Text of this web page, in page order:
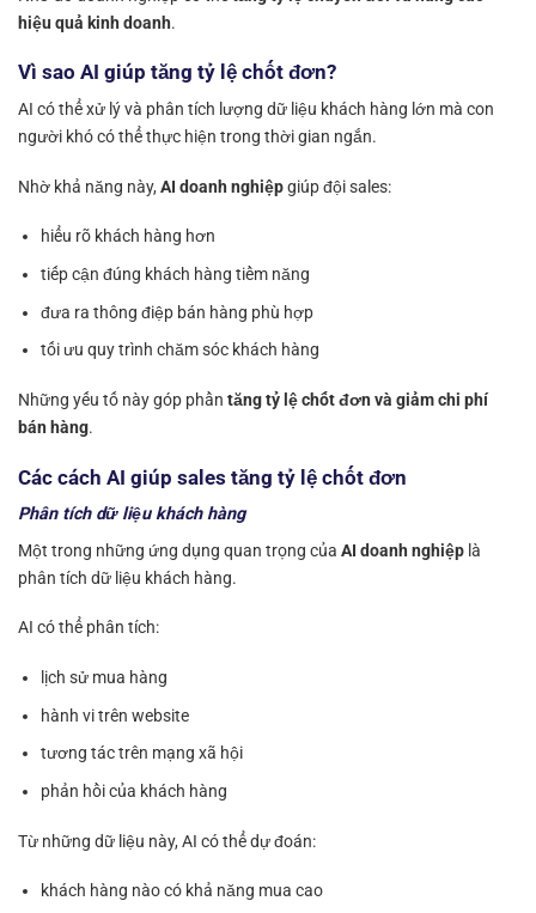
hiệu quả kinh doanh.
Vì sao AI giúp tăng tỷ lệ chốt đơn?
AI có thể xử lý và phân tích lượng dữ liệu khách hàng lớn mà con
người khó có thể thực hiện trong thời gian ngắn.
Nhờ khả năng này, AI doanh nghiệpgiúp đội sales:
hiểu rõ khách hàng hơn
tiếp cận đúng khách hàng tiềm năng
đưa ra thông điệp bán hàng phù hợp
tối ưu quy trình chăm sóc khách hàng
Những yếu tố này góp phần tăng tỷ lệ chốt đơn và giảm chi phí
bán hàng.
Các cách AI giúp sales tăng tỷ lệ chốt đơn
Phân tích dữ liệu khách hàng
Một trong những ứng dụng quan trọng của AI doanh nghiệp là
phân tích dữ liệu khách hàng.
AI có thể phân tích:
lịch sử mua hàng
hành vi trên website
tương tác trên mạng xã hội
phản hồi của khách hàng
Từ những dữ liệu này, AI có thể dự đoán:
khách hàng nào có khả năng mua cao